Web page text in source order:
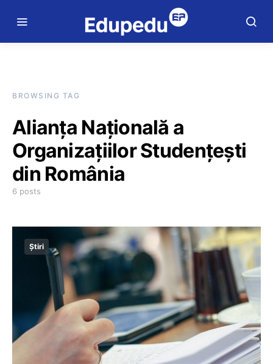
BROWSING TAG
Alianța Națională a
Organizațiilor Studențești
din România
6 posts
Știri